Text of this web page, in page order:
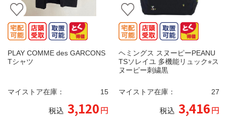
PLAY COMME des GARCONS
Tシャツ
マイストア在庫： 15
税込 3,120円
ヘミングス スヌーピーPEANU
TSソレイユ 多機能リュック⭐︎ス
ヌーピー刺繍黒
マイストア在庫： 27
税込 3,416円